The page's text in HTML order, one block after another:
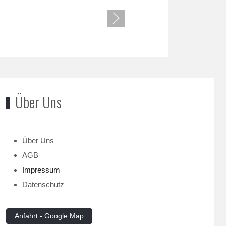
Über Uns
Über Uns
AGB
Impressum
Datenschutz
Anfahrt - Google Map